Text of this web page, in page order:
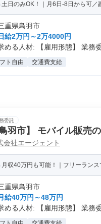
土日のみOK！｜月6日-8日から可
重県鳥羽市
給2万円～2万4000円
める人材: 【雇用形態】 業
ト自由 交通費支給
委託
鳥羽市】 モバイル販売
会社エージェント
月収40万円も可能！｜フリーラン
重県鳥羽市
給40万円～48万円
める人材: 【雇用形態】 業